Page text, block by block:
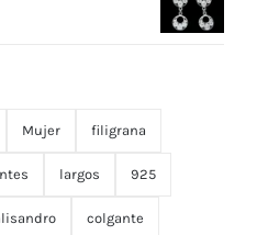
Mujer filigrana
largos 925
colgante